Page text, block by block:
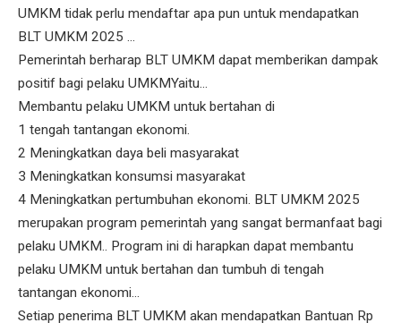
UMKM tidak perlu mendaftar apa pun untuk mendapatkan
BLT UMKM 2025 ...
Pemerintah berharap BLT UMKM dapat memberikan dampak
positif bagi pelaku UMKMYaitu...
Membantu pelaku UMKM untuk bertahan di
1 tengah tantangan ekonomi.
2 Meningkatkan daya beli masyarakat
3 Meningkatkan konsumsi masyarakat
4 Meningkatkan pertumbuhan ekonomi. BLT UMKM 2025
merupakan program pemerintah yang sangat bermanfaat bagi
pelaku UMKM.. Program ini di harapkan dapat membantu
pelaku UMKM untuk bertahan dan tumbuh di tengah
tantangan ekonomi...
Setiap penerima BLT UMKM akan mendapatkan Bantuan Rp